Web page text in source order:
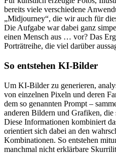
bereits viele verschiedene
„Midjourney“, die wir auch für
Die Aufgabe war dabei ganz
einen Mensch aus … vor? Das
Porträtreihe, die viel darüber
So entstehen KI-Bilder
Um KI-Bilder zu generieren,
von einzelnen Pixeln und deren
dem so genannten Prompt –
anderen Bildern und Grafiken,
Diese Informationen kombiniert
orientiert sich dabei an den
Kombinationen. So entstehen
manchmal nicht erklärbare